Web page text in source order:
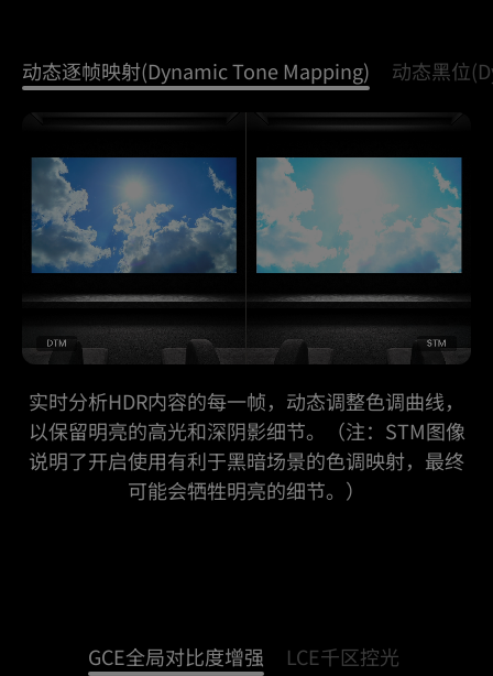
动态逐帧映射(Dynamic Tone Mapping) 动态黑位
实时分析HDR内容的每一帧，动态调整色调曲线，
以保留明亮的高光和深阴影细节。（注：STM图像
说明了开启使用有利于黑暗场景的色调映射，最终
可能会牺牲明亮的细节。）
GCE全局对比度增强 LCE千区控光